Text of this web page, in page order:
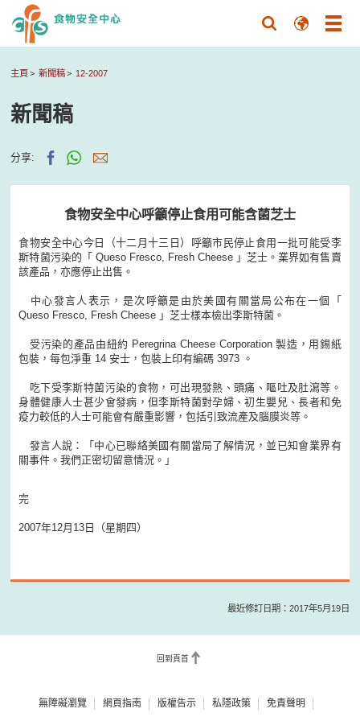
主頁 新聞稿 12-2007
新聞稿
分享:
食物安全中心呼籲停止食用可能含菌芝士
食物安全中心今日（十二月十三日）呼籲市民停止食用一批可能受李
斯特菌污染的「 Queso Fresco, Fresh Cheese 」芝士。業界如有售賣
該產品，亦應停止出售。
中心發言人表示，是次呼籲是由於美國有關當局公布在一個「
Queso Fresco, Fresh Cheese 」芝士樣本檢出李斯特菌。
受污染的產品由紐約 Peregrina Cheese Corporation 製造，用錫紙
包裝，每包淨重 14 安士，包裝上印有編碼 3973 。
吃下受李斯特菌污染的食物，可出現發熱、頭痛、嘔吐及肚瀉等。
身體健康人士甚少會發病，但李斯特菌對孕婦、初生嬰兒、長者和免
疫力較低的人士可能會有嚴重影響，包括引致流產及腦膜炎等。
發言人說：「中心已聯絡美國有關當局了解情況，並已知會業界有
關事件。我們正密切留意情況。」
完
2007年12月13日（星期四）
最近修訂日期：2017年5月19日
回到頁首
無障礙瀏覽 網頁指南 版權告示 私隱政策 免責聲明